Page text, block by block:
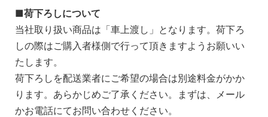
荷下ろしについて
当社取り扱い商品は「車上渡し」となります。荷下ろ
しの際はご購入者様側で行って頂きますようお願いい
たします。
荷下ろしを配送業者にご希望の場合は別途料金がかか
ります。あらかじめご了承ください。まずは、メール
かお電話にてお問い合わせください。